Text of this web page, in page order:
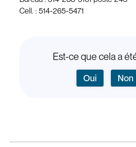
Cell. : 514-265-5471
Est-ce que cela a
Oui Non